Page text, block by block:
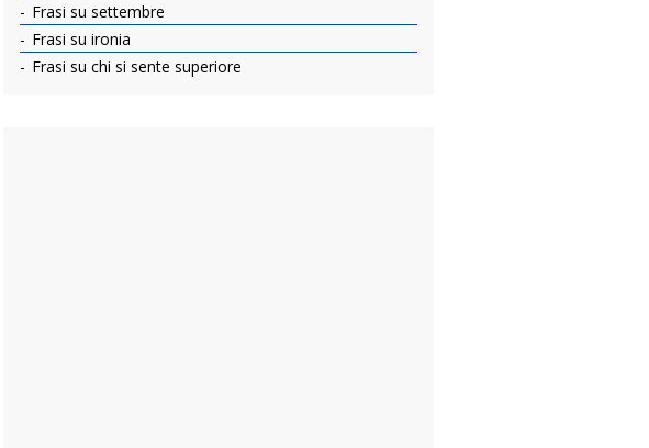
Frasi su settembre
Frasi su ironia
Frasi su chi si sente superiore